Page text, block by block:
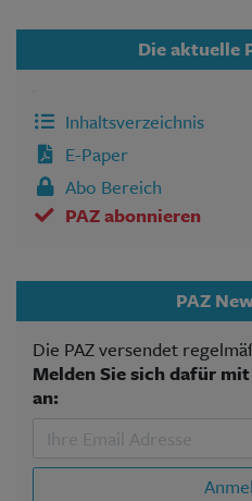
Die aktuelle
Inhaltsverzeichnis
E-Paper
Abo Bereich
PAZ abonnieren
PAZ
Die PAZ versendet
Melden Sie sich dafür
an: